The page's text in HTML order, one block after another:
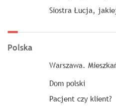
Siostra Łucja,
Polska
Warszawa.
Dom polski
Pacjent czy klient?